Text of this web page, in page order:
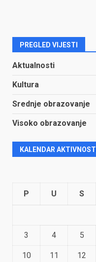
PREGLED VIJESTI
Aktualnosti
Kultura
Srednje obrazovanje
Visoko obrazovanje
KALENDAR AKTIVNOSTI
P U S
3 4 5
10 11 12